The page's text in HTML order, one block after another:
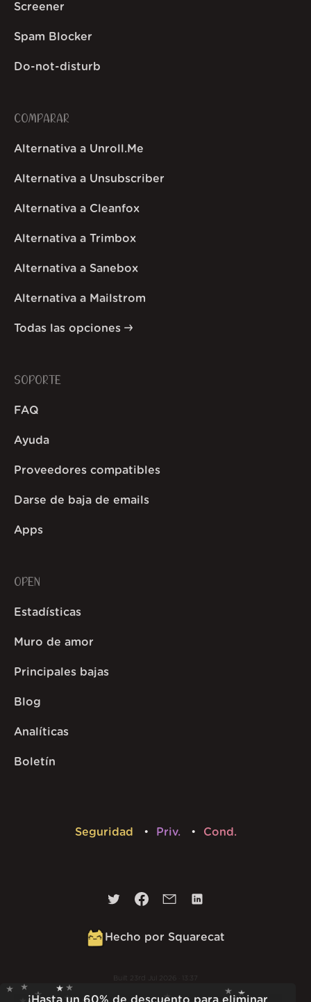
Screener
Spam Blocker
Do-not-disturb
COMPARAR
Alternativa a Unroll.Me
Alternativa a Unsubscriber
Alternativa a Cleanfox
Alternativa a Trimbox
Alternativa a Sanebox
Alternativa a Mailstrom
Todas las opciones
SOPORTE
FAQ
Ayuda
Proveedores compatibles
Darse de baja de emails
Apps
OPEN
Estadísticas
Muro de amor
Principales bajas
Blog
Analíticas
Boletín
Seguridad Priv. Cond.
Hecho por Squarecat
Built 23rd Jul 2026 · 13:37
v 1.55.1